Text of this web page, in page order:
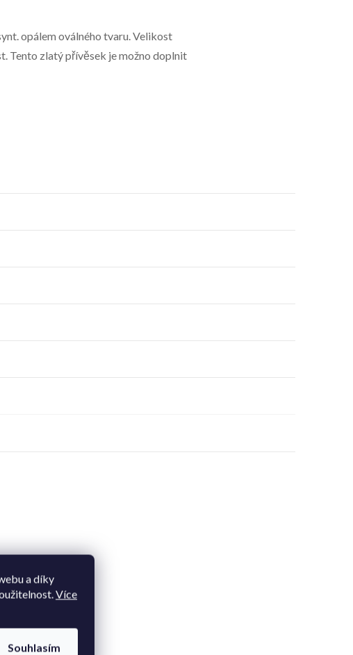
a díky
Více
Souhlasím
opálem oválného tvaru. Velikost
Tento zlatý přívěsek je možno doplnit